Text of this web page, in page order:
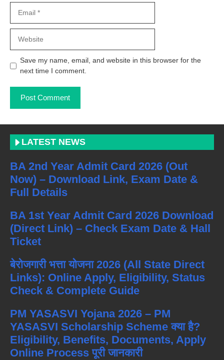
Save my name, email, and website in this browser for the
next time I comment.
LATEST NEWS
BA 2nd Year Admit Card 2026 (Out
Now) – Download Link, Exam Date &
Full Details
BA 1st Year Admit Card 2026 Download
(Direct Link) – Check Exam Date & Hall
Ticket
बेरोजगारी भत्ता योजना 2026 (All State Direct
Links): Online Apply, Eligibility, Status
Check & Complete Guide
PM YASASVI Yojana 2026 – PM
YASASVI Scholarship Scheme क्या है?
Eligibility, Benefits, Documents, Apply
Online Process पूरी जानकारी